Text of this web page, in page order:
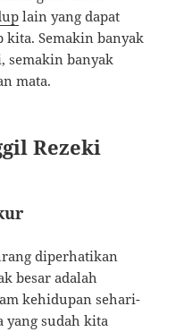
lain yang dapat
Semakin banyak
semakin banyak
mata.
Rezeki
diperhatikan
besar adalah
kehidupan sehari-
yang sudah kita